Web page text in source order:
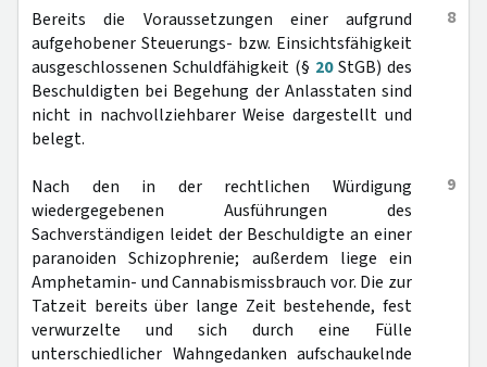
8
Bereits die Voraussetzungen einer aufgrund
aufgehobener Steuerungs- bzw. Einsichtsfähigkeit
ausgeschlossenen Schuldfähigkeit (§ 20StGB) des
Beschuldigten bei Begehung der Anlasstaten sind
nicht in nachvollziehbarer Weise dargestellt und
belegt.
9
Nach den in der rechtlichen Würdigung
wiedergegebenen Ausführungen des
Sachverständigen leidet der Beschuldigte an einer
paranoiden Schizophrenie; außerdem liege ein
Amphetamin- und Cannabismissbrauch vor. Die zur
Tatzeit bereits über lange Zeit bestehende, fest
verwurzelte und sich durch eine Fülle
unterschiedlicher Wahngedanken aufschaukelnde